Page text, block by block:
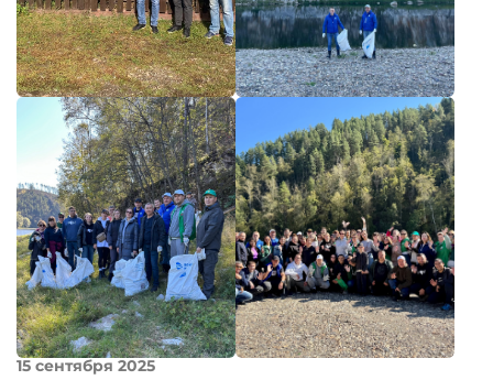
15 сентября 2025